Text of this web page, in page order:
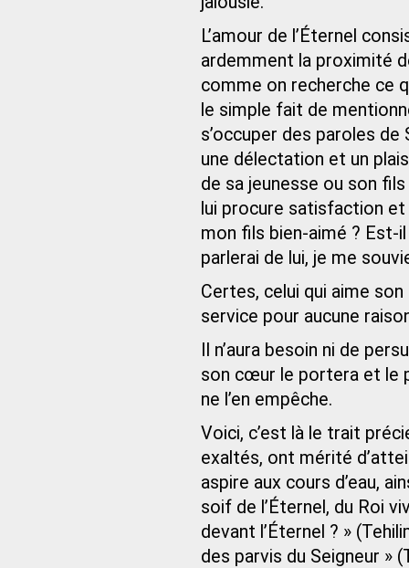
L’amour de l’Éternel
ardemment la proximité
comme on recherche ce
le simple fait de
s’occuper des paroles
une délectation et un
de sa jeunesse ou son
lui procure satisfaction et
mon fils bien-aimé ? Est-
parlerai de lui, je me
Certes, celui qui aime
service pour aucune
Il n’aura besoin ni de
son cœur le portera et le
ne l’en empêche.
Voici, c’est là le trait
exaltés, ont mérité
aspire aux cours d’eau,
soif de l’Éternel, du Roi
devant l’Éternel ? »
des parvis du Seigneur »